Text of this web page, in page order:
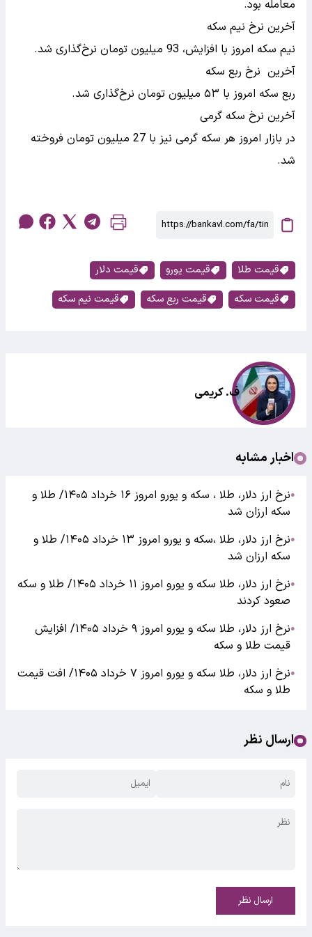
معامله بود.
آخرین نرخ نیم سکه
نیم سکه امروز با افزایش، 93 میلیون تومان نرخ‌گذاری شد.
آخرین نرخ ربع سکه
ربع سکه امروز با ۵۳ میلیون تومان نرخ‌گذاری شد.
آخرین نرخ سکه گرمی
در بازار امروز هر سکه گرمی نیز با 27 میلیون تومان فروخته
شد.
قیمت طلا قیمت یورو
قیمت دلار
قیمت سکه
قیمت ربع سکه قیمت نیم سکه
ف. کریمی
اخبار مشابه
●
نرخ ارز دلار، طلا ، سکه و یورو امروز ۱۶ خرداد ۱۴۰۵/ طلا و
سکه ارزان شد
●
نرخ ارز دلار، طلا ،سکه و یورو امروز ۱۳ خرداد ۱۴۰۵/ طلا و
سکه ارزان شد
●
نرخ ارز دلار، طلا سکه و یورو امروز ۱۱ خرداد ۱۴۰۵/ طلا و سکه
صعود کردند
●
نرخ ارز دلار، طلا سکه و یورو امروز ۹ خرداد ۱۴۰۵/ افزایش
قیمت طلا و سکه
●
نرخ ارز دلار، طلا سکه و یورو امروز ۷ خرداد ۱۴۰۵/ افت قیمت
طلا و سکه
ارسال نظر
ارسال نظر